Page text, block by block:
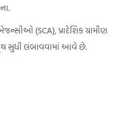
(SCA), પ્રાદેશિક ગ્રામીણ
જૂથ સુધી લંબાવવામાં આવે છે.